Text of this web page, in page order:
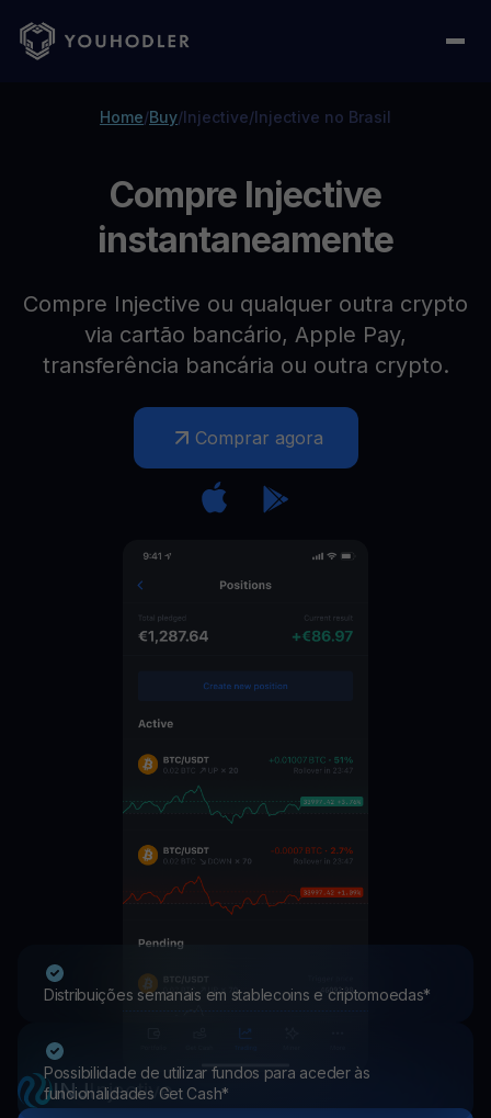
Home/Buy/Injective/Injective no Brasil
Compre Injective
instantaneamente
Compre Injective ou qualquer outra crypto
via cartão bancário, Apple Pay,
transferência bancária ou outra crypto.
Comprar agora
Distribuições semanais em stablecoins e criptomoedas*
Possibilidade de utilizar fundos para aceder às
funcionalidades Get Cash*
INJInjective